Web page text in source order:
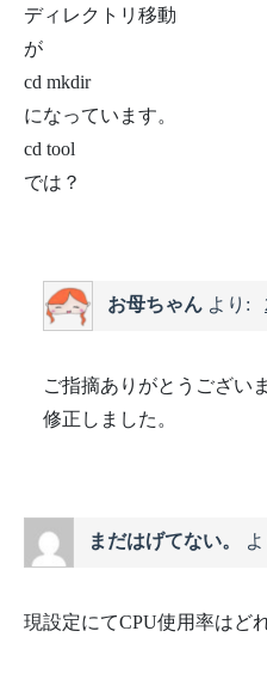
ディレクトリ移動
が
cd mkdir
になっています。
cd tool
では？
お母ちゃん より:
ご指摘ありがとうござい
修正しました。
まだはげてない。
現設定にてCPU使用率はど